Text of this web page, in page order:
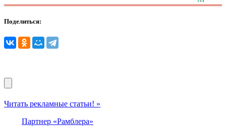
Поделиться:
Читать рекламные статьи! »
Партнер «Рамблера»